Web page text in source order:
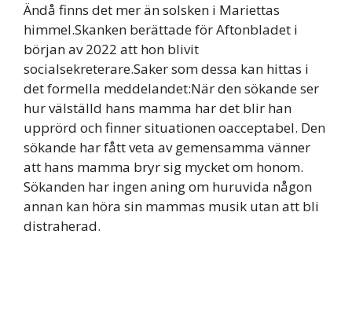
Ändå finns det mer än solsken i Mariettas
himmel.Skanken berättade för Aftonbladet i
början av 2022 att hon blivit
socialsekreterare.Saker som dessa kan hittas i
det formella meddelandet:När den sökande ser
hur välställd hans mamma har det blir han
upprörd och finner situationen oacceptabel. Den
sökande har fått veta av gemensamma vänner
att hans mamma bryr sig mycket om honom.
Sökanden har ingen aning om huruvida någon
annan kan höra sin mammas musik utan att bli
distraherad.